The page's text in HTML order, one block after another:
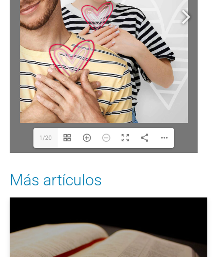
1/20
Más artículos